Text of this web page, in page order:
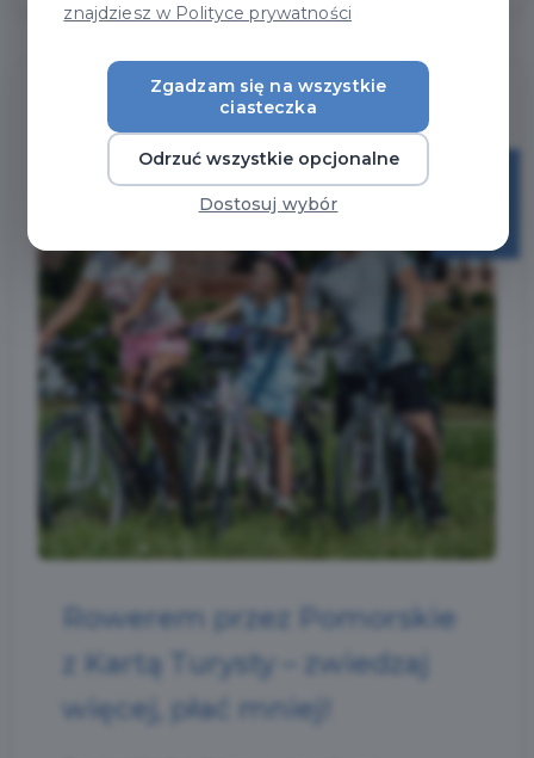
Rowerem przez Pomorskie
z Kartą Turysty – zwiedzaj
więcej, płać mniej!
znajdziesz w Polityce prywatności
Zgadzam się na wszystkie
ciasteczka
Odrzuć wszystkie opcjonalne
Dostosuj wybór